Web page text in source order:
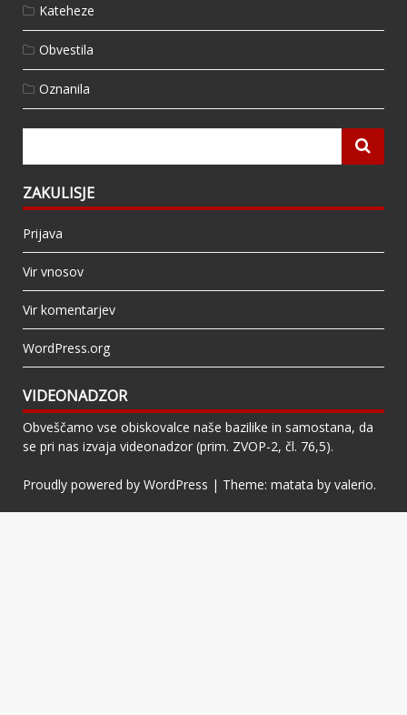
Kateheze
Obvestila
Oznanila
ZAKULISJE
Prijava
Vir vnosov
Vir komentarjev
WordPress.org
VIDEONADZOR
Obveščamo vse obiskovalce naše bazilike in samostana, da
se pri nas izvaja videonadzor (prim. ZVOP-2, čl. 76,5).
Proudly powered by WordPress | Theme: matata by valerio.